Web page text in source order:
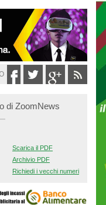
di ZoomNews
Scarica il PDF
Archivio PDF
Richiedi i vecchi numeri